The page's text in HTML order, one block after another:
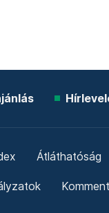
Átláthatóság